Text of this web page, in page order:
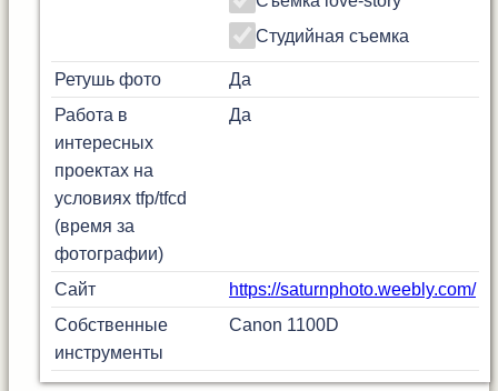
Студийная съемка
Ретушь фото
Да
Работа в
интересных
проектах на
условиях tfp/tfcd
(время за
фотографии)
Да
Сайт
https://saturnphoto.weebly.com/
Собственные
инструменты
Canon 1100D